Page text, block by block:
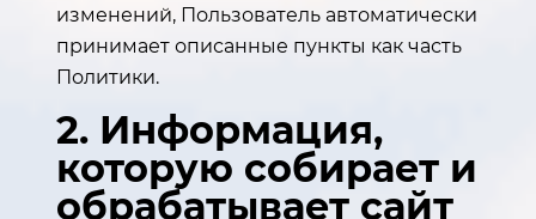
изменений, Пользователь автоматически
принимает описанные пункты как часть
Политики.
2. Информация,
которую собирает и
обрабатывает сайт